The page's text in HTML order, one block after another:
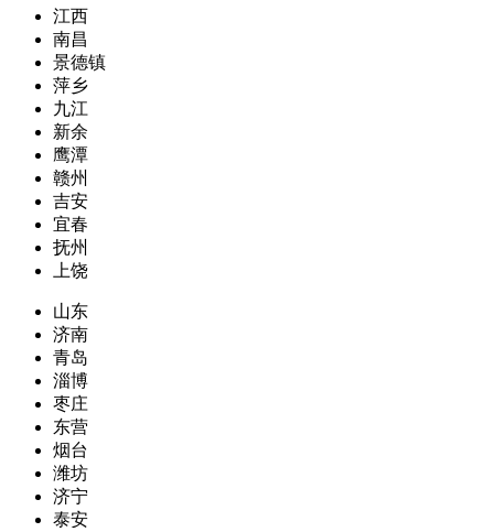
江西
南昌
景德镇
萍乡
九江
新余
鹰潭
赣州
吉安
宜春
抚州
上饶
山东
济南
青岛
淄博
枣庄
东营
烟台
潍坊
济宁
泰安